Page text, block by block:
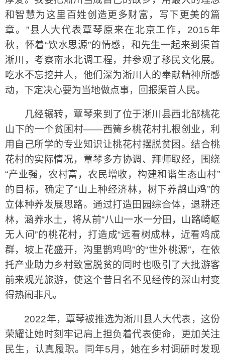
和智慧为这里百姓创造更多财富，写下更美的篇
章。”县人大代表覃琴原来在北京工作，2015年
秋，怀着“饮水思源”的情感，和先生一起来到渠首
淅川，考察南水北调工程，并参观了移民文化展。
吃水不忘挖井人，他们深为淅川人的奉献精神所感
动，下定决心要为当地做点事，回报渠首人民。
几经辗转，覃琴来到了位于淅川县西北部桃花
山下的一个贫困村——西簧乡桃花村扎根创业，利
用自己所学的专业知识让桃花村摆脱贫困。结合桃
花村的实际情况，覃琴多方协调、拜师取经，围绕
“产业强，农村富，农民增收，构建和谐生态山村”
的目标，确定了“山上种经济林，树下养鹊山鸡”的
立体种养发展思路。通过打造田园综合体，退耕还
林，涵养水土，将从前“八山一水一分田，山路崎岖
无人问”的桃花村，打造成“远看树成林，近看鸡成
群，坡上花盛开，沟里鹊鸡鸣”的“世外桃源”，在依
托产业助力乡村致富脱贫的同时也吸引了大批游客
前来观光旅游，使这个昔日名不见经传的深山村变
得热闹非凡。
2022年，覃琴被推选为淅川县人大代表，这份
荣耀让她时刻牢记肩上担负着代表使命，更加关注
民生，认真履职。同年5月，她在乡村调研时发现